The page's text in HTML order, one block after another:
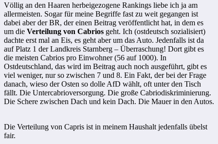
Völlig an den Haaren herbeigezogene Rankings liebe ich ja am
allermeisten. Sogar für meine Begriffe fast zu weit gegangen ist
dabei aber der BR, der einen Beitrag veröffentlicht hat, in dem es
um die Verteilung von Cabrios geht. Ich (ostdeutsch sozialisiert)
dachte erst mal an Eis, es geht aber um das Auto. Jedenfalls ist da
auf Platz 1 der Landkreis Starnberg – Überraschung! Dort gibt es
die meisten Cabrios pro Einwohner (56 auf 1000). In
Ostdeutschland, das wird im Beitrag auch noch ausgeführt, gibt es
viel weniger, nur so zwischen 7 und 8. Ein Fakt, der bei der Frage
danach, wieso der Osten so dolle AfD wählt, oft unter den Tisch
fällt. Die Untercabrioversorgung. Die große Cabriodiskriminierung.
Die Schere zwischen Dach und kein Dach. Die Mauer in den Autos.
Die Verteilung von Capris ist in meinem Haushalt jedenfalls übelst
fair.